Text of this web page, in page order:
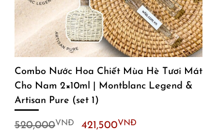
Combo Nước Hoa Chiết Mùa Hè Tươi Mát
Cho Nam 2×10ml | Montblanc Legend &
Artisan Pure (set 1)
520,000VNĐ
Original
421,500VNĐCurrent